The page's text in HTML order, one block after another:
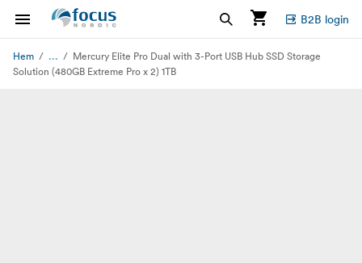
B2B login
Hem ...
Mercury Elite Pro Dual with 3-Port USB Hub SSD Storage
Solution (480GB Extreme Pro x 2) 1TB